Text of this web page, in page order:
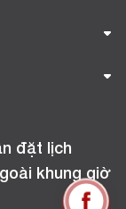
đặt lịch
khung giờ